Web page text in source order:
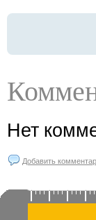
Нет
Добавить